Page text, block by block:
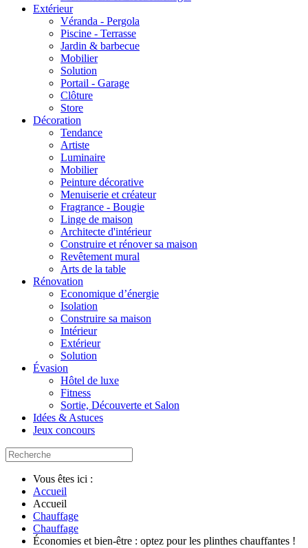
Extérieur
Véranda - Pergola
Piscine - Terrasse
Jardin & barbecue
Mobilier
Solution
Portail - Garage
Clôture
Store
Décoration
Tendance
Artiste
Luminaire
Mobilier
Peinture décorative
Menuiserie et créateur
Fragrance - Bougie
Linge de maison
Architecte d'intérieur
Construire et rénover sa maison
Revêtement mural
Arts de la table
Rénovation
Economique d’énergie
Isolation
Construire sa maison
Intérieur
Extérieur
Solution
Évasion
Hôtel de luxe
Fitness
Sortie, Découverte et Salon
Idées & Astuces
Jeux concours
Vous êtes ici :
Accueil
Accueil
Chauffage
Chauffage
Économies et bien-être : optez pour les plinthes chauffantes !